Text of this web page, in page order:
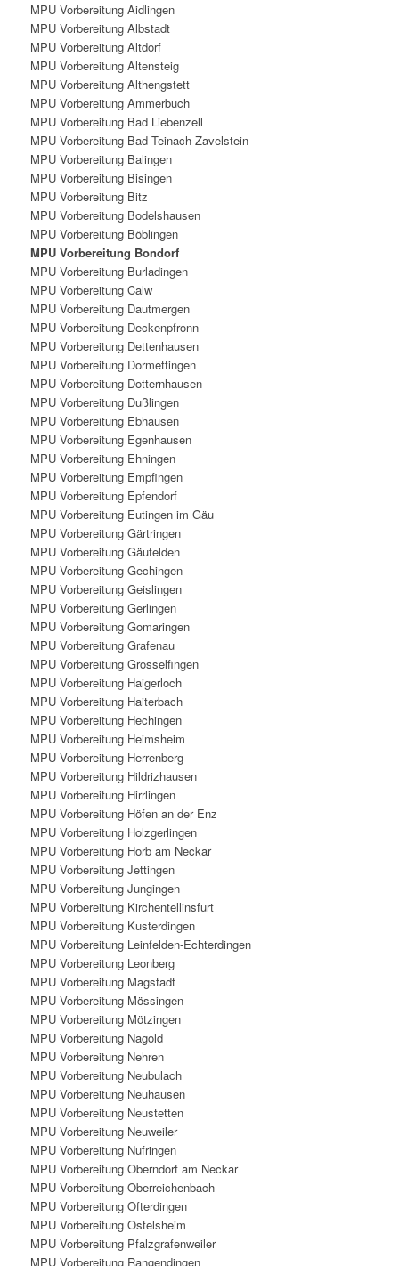
MPU Vorbereitung Aidlingen
MPU Vorbereitung Albstadt
MPU Vorbereitung Altdorf
MPU Vorbereitung Altensteig
MPU Vorbereitung Althengstett
MPU Vorbereitung Ammerbuch
MPU Vorbereitung Bad Liebenzell
MPU Vorbereitung Bad Teinach-Zavelstein
MPU Vorbereitung Balingen
MPU Vorbereitung Bisingen
MPU Vorbereitung Bitz
MPU Vorbereitung Bodelshausen
MPU Vorbereitung Böblingen
MPU Vorbereitung Bondorf
MPU Vorbereitung Burladingen
MPU Vorbereitung Calw
MPU Vorbereitung Dautmergen
MPU Vorbereitung Deckenpfronn
MPU Vorbereitung Dettenhausen
MPU Vorbereitung Dormettingen
MPU Vorbereitung Dotternhausen
MPU Vorbereitung Dußlingen
MPU Vorbereitung Ebhausen
MPU Vorbereitung Egenhausen
MPU Vorbereitung Ehningen
MPU Vorbereitung Empfingen
MPU Vorbereitung Epfendorf
MPU Vorbereitung Eutingen im Gäu
MPU Vorbereitung Gärtringen
MPU Vorbereitung Gäufelden
MPU Vorbereitung Gechingen
MPU Vorbereitung Geislingen
MPU Vorbereitung Gerlingen
MPU Vorbereitung Gomaringen
MPU Vorbereitung Grafenau
MPU Vorbereitung Grosselfingen
MPU Vorbereitung Haigerloch
MPU Vorbereitung Haiterbach
MPU Vorbereitung Hechingen
MPU Vorbereitung Heimsheim
MPU Vorbereitung Herrenberg
MPU Vorbereitung Hildrizhausen
MPU Vorbereitung Hirrlingen
MPU Vorbereitung Höfen an der Enz
MPU Vorbereitung Holzgerlingen
MPU Vorbereitung Horb am Neckar
MPU Vorbereitung Jettingen
MPU Vorbereitung Jungingen
MPU Vorbereitung Kirchentellinsfurt
MPU Vorbereitung Kusterdingen
MPU Vorbereitung Leinfelden-Echterdingen
MPU Vorbereitung Leonberg
MPU Vorbereitung Magstadt
MPU Vorbereitung Mössingen
MPU Vorbereitung Mötzingen
MPU Vorbereitung Nagold
MPU Vorbereitung Nehren
MPU Vorbereitung Neubulach
MPU Vorbereitung Neuhausen
MPU Vorbereitung Neustetten
MPU Vorbereitung Neuweiler
MPU Vorbereitung Nufringen
MPU Vorbereitung Oberndorf am Neckar
MPU Vorbereitung Oberreichenbach
MPU Vorbereitung Ofterdingen
MPU Vorbereitung Ostelsheim
MPU Vorbereitung Pfalzgrafenweiler
MPU Vorbereitung Rangendingen